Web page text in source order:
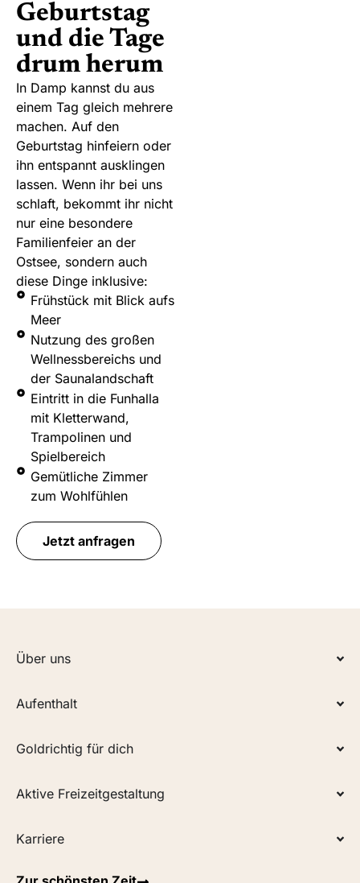
Geburtstag
und die Tage
drum herum
In Damp kannst du aus
einem Tag gleich mehrere
machen. Auf den
Geburtstag hinfeiern oder
ihn entspannt ausklingen
lassen. Wenn ihr bei uns
schlaft, bekommt ihr nicht
nur eine besondere
Familienfeier an der
Ostsee, sondern auch
diese Dinge inklusive:
Frühstück mit Blick aufs
Meer
Nutzung des großen
Wellnessbereichs und
der Saunalandschaft
Eintritt in die Funhalla
mit Kletterwand,
Trampolinen und
Spielbereich
Gemütliche Zimmer
zum Wohlfühlen
Jetzt anfragen
Über uns
Aufenthalt
Goldrichtig für dich
Aktive Freizeitgestaltung
Karriere